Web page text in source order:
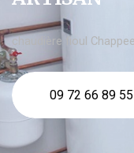
chaudière fioul
09 72 66 89 55